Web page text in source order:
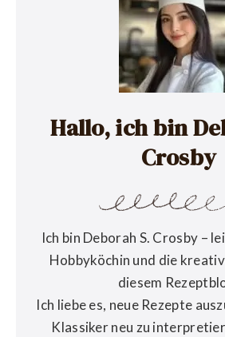
Hallo, ich bin
Crosby
Ich bin Deborah S. Crosby –
Hobbyköchin und die
diesem
Ich liebe es, neue Rezepte
Klassiker neu zu